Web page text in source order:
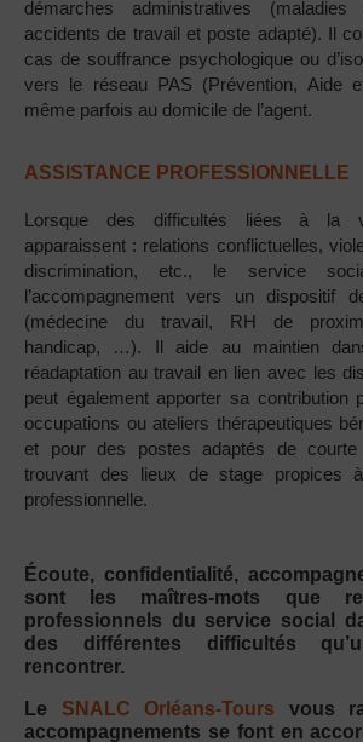
démarches administratives (maladies
accidents de travail et poste adapté). Il
cas de souffrance psychologique ou
vers le réseau PAS (Prévention, Aide
même parfois au domicile de l’agent.
ASSISTANCE PROFESSIONNELLE
Lorsque des difficultés liées à la
apparaissent : relations conflictuelles,
discrimination, etc., le service
l’accompagnement vers un dispositif
(médecine du travail, RH de
handicap, …). Il aide au maintien
réadaptation au travail en lien avec les
peut également apporter sa contribution
occupations ou ateliers thérapeutiques
et pour des postes adaptés de
trouvant des lieux de stage propices
professionnelle.
Écoute, confidentialité,
sont les maîtres-mots que
professionnels du service social
des différentes difficultés
rencontrer.
Le SNALC Orléans-Tours vous
accompagnements se font en